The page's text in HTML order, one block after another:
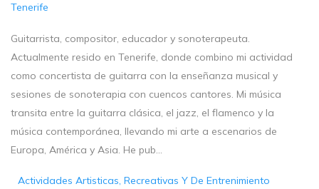
Tenerife
Guitarrista, compositor, educador y sonoterapeuta.
Actualmente resido en Tenerife, donde combino mi actividad
como concertista de guitarra con la enseñanza musical y
sesiones de sonoterapia con cuencos cantores. Mi música
transita entre la guitarra clásica, el jazz, el flamenco y la
música contemporánea, llevando mi arte a escenarios de
Europa, América y Asia. He pub...
Actividades Artisticas, Recreativas Y De Entrenimiento